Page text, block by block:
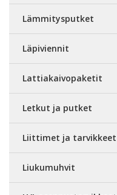
Lämmitysputket
Läpiviennit
Lattiakaivopaketit
Letkut ja putket
Liittimet ja tarvikkeet
Liukumuhvit